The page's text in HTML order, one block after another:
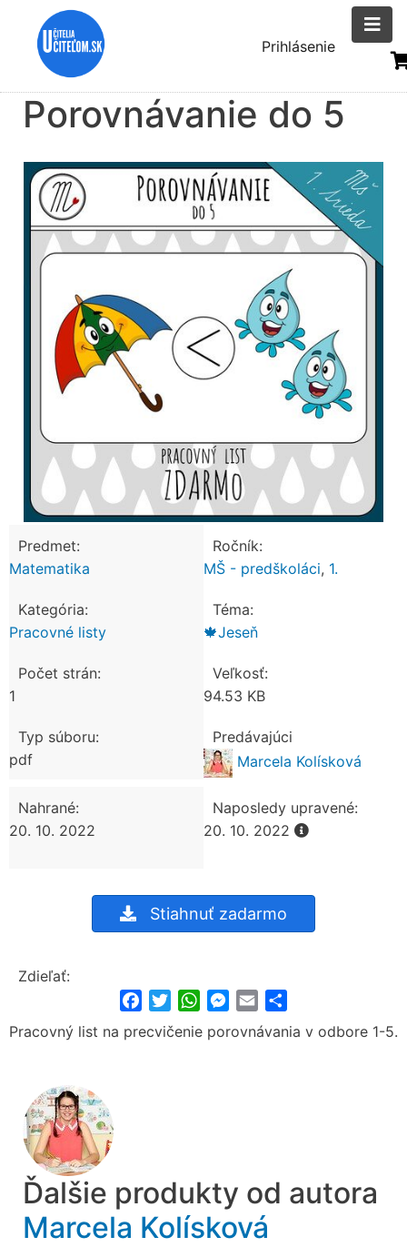
Menu
účtu
Prihlásenie
Porovnávanie do 5
Predmet:
Matematika
Ročník:
MŠ - predškoláci, 1.
Kategória:
Pracovné listy
Téma:
🍁Jeseň
Počet strán:
1
Veľkosť:
94.53 KB
Typ súboru:
pdf
Predávajúci
Marcela Kolísková
Nahrané:
20. 10. 2022
Naposledy upravené:
20. 10. 2022
Stiahnuť zadarmo
Zdieľať:
FacebookTwitterWhatsApp
Messenger
Email
Pracovný list na precvičenie porovnávania v odbore 1-5.
Ďalšie produkty od autora
Marcela Kolísková